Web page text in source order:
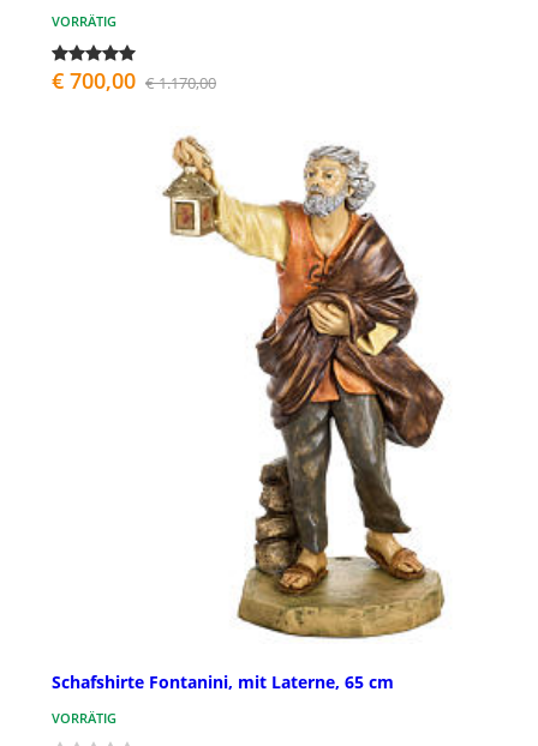
VORRÄTIG
€ 700,00 € 1.170,00
Schafshirte Fontanini, mit Laterne, 65 cm
VORRÄTIG